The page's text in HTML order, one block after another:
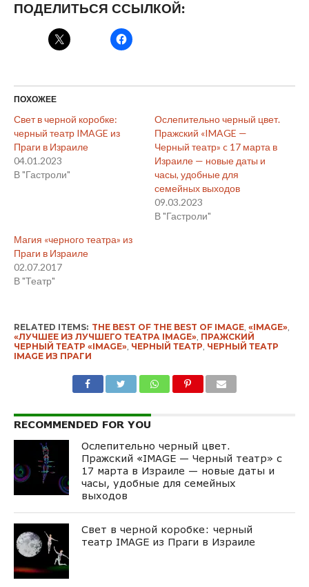
ПОДЕЛИТЬСЯ ССЫЛКОЙ:
ПОХОЖЕЕ
Свет в черной коробке:
черный театр IMAGE из
Праги в Израиле
04.01.2023
В "Гастроли"
Ослепительно черный цвет.
Пражский «IMAGE —
Черный театр» c 17 марта в
Израиле — новые даты и
часы, удобные для
семейных выходов
09.03.2023
В "Гастроли"
Магия «черного театра» из
Праги в Израиле
02.07.2017
В "Театр"
RELATED ITEMS: THE BEST OF THE BEST OF IMAGE, «IMAGE»,
«ЛУЧШЕЕ ИЗ ЛУЧШЕГО ТЕАТРА IMAGE», ПРАЖСКИЙ
ЧЕРНЫЙ ТЕАТР «IMAGE», ЧЕРНЫЙ ТЕАТР, ЧЕРНЫЙ ТЕАТР
IMAGE ИЗ ПРАГИ
RECOMMENDED FOR YOU
Ослепительно черный цвет.
Пражский «IMAGE — Черный театр» c
17 марта в Израиле — новые даты и
часы, удобные для семейных
выходов
Свет в черной коробке: черный
театр IMAGE из Праги в Израиле